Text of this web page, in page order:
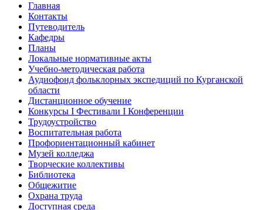
Главная
Контакты
Путеводитель
Кафедры
Планы
Локальные нормативные акты
Учебно-методическая работа
Аудиофонд фольклорных экспедиций по Курганской
области
Дистанционное обучение
Конкурсы I Фестивали I Конференции
Трудоустройство
Воспитательная работа
Профориентационный кабинет
Музей колледжа
Творческие коллективы
Библиотека
Общежитие
Охрана труда
Доступная среда